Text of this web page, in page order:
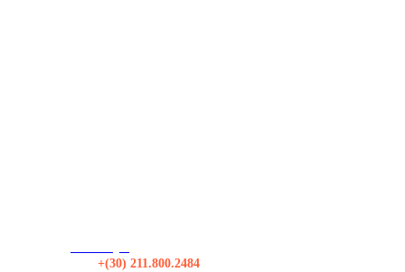
+(30) 211.800.2484